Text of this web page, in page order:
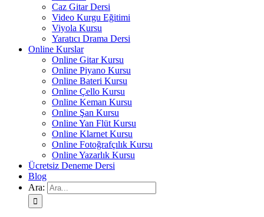
Caz Gitar Dersi
Video Kurgu Eğitimi
Viyola Kursu
Yaratıcı Drama Dersi
Online Kurslar
Online Gitar Kursu
Online Piyano Kursu
Online Bateri Kursu
Online Çello Kursu
Online Keman Kursu
Online Şan Kursu
Online Yan Flüt Kursu
Online Klarnet Kursu
Online Fotoğrafçılık Kursu
Online Yazarlık Kursu
Ücretsiz Deneme Dersi
Blog
Ara: